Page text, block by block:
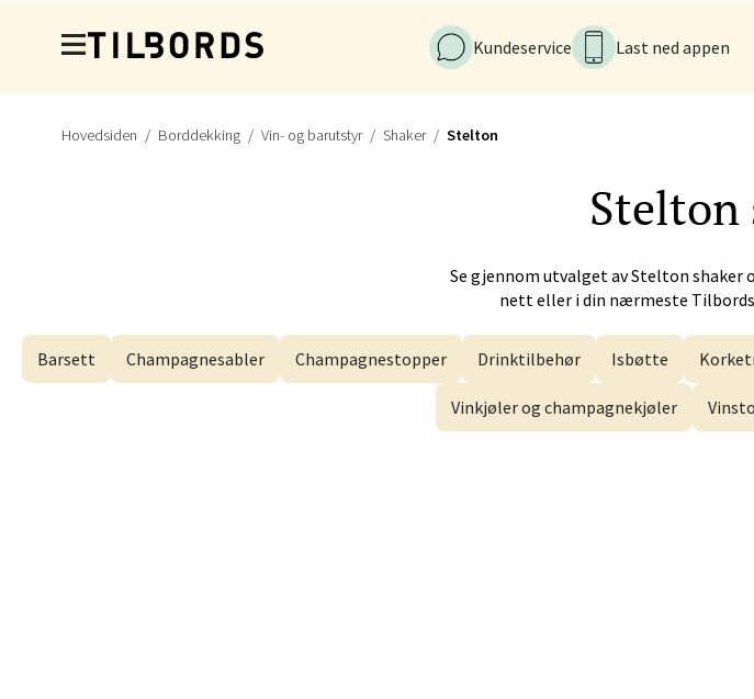
Kundeservice
Last ned appen
Hovedsiden Borddekking Vin- og barutstyr Shaker Stelton
Stelton
Se gjennom utvalget avStelton shaker
nett eller i din nærmeste
Barsett Champagnesabler Champagnestopper Drinktilbehør Isbøtte
Vinkjøler og champagnekjøler
Industriveien 17, 6517 Kristiansund
Åpningstider ikke tilgjengelig
Naustdalsveien 4, 6800 Førde
Bergen - Galleriet
Torgalmenningen 8, 5014 Bergen
Åpent i dag 09-21